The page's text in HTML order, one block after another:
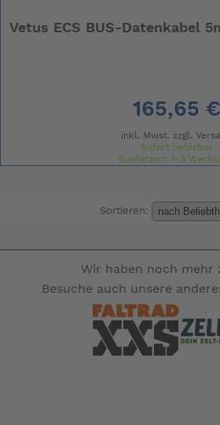
Vetus ECS BUS-Datenkabel
165,65 €
inkl. Mwst. zzgl.
Sofort lieferbar
(Lieferzeit: 1-3
Sortieren:
Wir haben noch mehr
Besuche auch unsere